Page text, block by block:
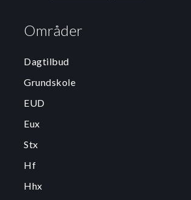
Områder
Dagtilbud
Grundskole
EUD
Eux
Stx
Hf
Hhx